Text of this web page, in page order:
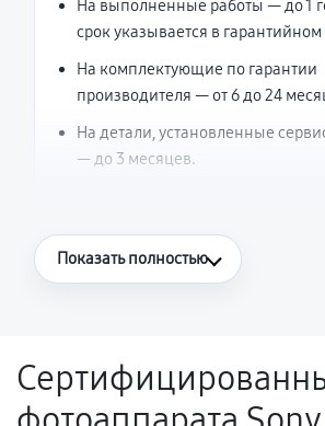
На выполненные работы — до 1
срок указывается в гарантийном
На комплектующие по гарантии
производителя — от 6 до 24
На детали, установленные
— до 3 месяцев.
Что считается
Поломка установленной детали
нормальной эксплуатации в
Показать полностью